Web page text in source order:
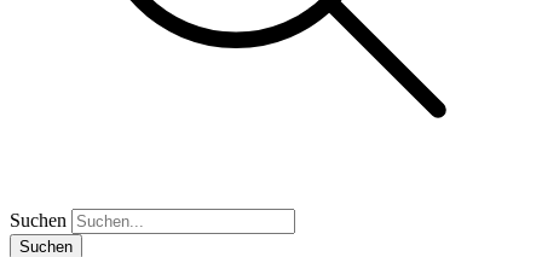
Suchen
Suchen